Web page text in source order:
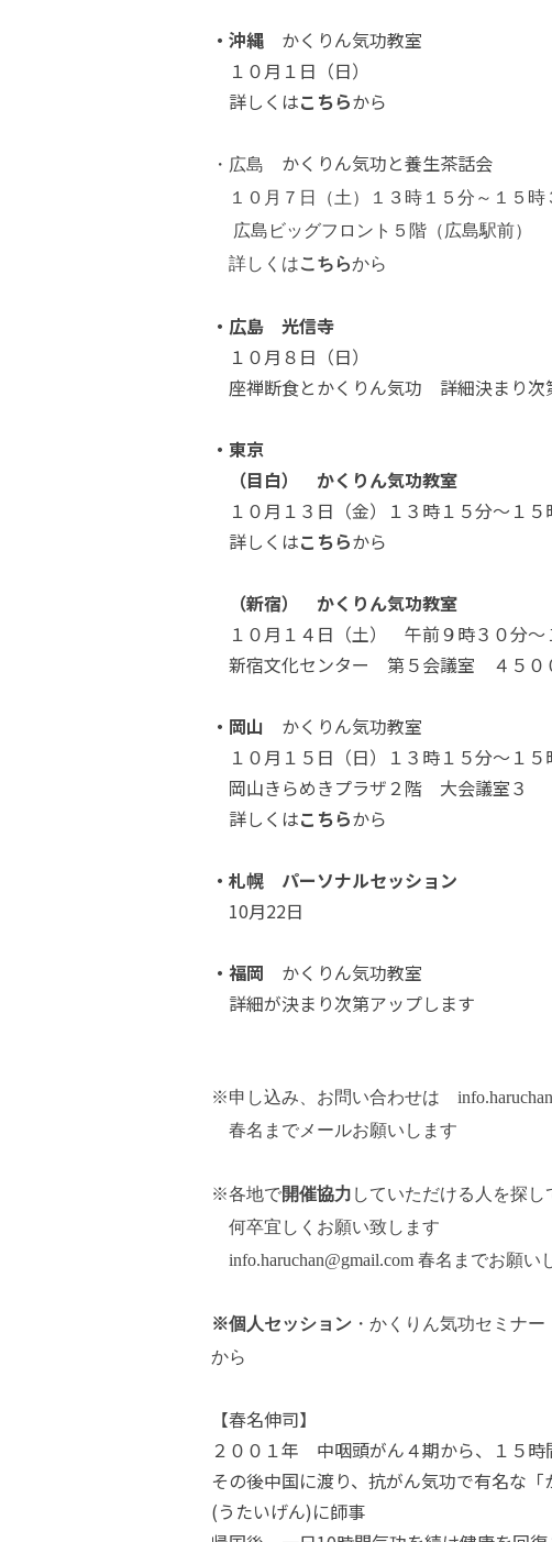
・沖縄 かくりん気功教室
１０月１日（日）
詳しくはこちらから
・広島 かくりん気功と養生茶話会
１０月７日（土）１３時１５分～１５時
広島ビッグフロント５階（広島駅前）
詳しくはこちらから
・広島 光信寺
１０月８日（日）
座禅断食とかくりん気功 詳細決まり次
・東京
（目白） かくりん気功教室
１０月１３日（金）１３時１５分～１
詳しくはこちらから
（新宿） かくりん気功教室
１０月１４日（土） 午前９時３０分～
新宿文化センター 第５会議室 ４５０
・岡山 かくりん気功教室
１０月１５日（日）１３時１５分～１５
岡山きらめきプラザ２階 大会議室３
詳しくはこちらから
・札幌 パーソナルセッション
10月22日
・福岡 かくりん気功教室
詳細が決まり次第アップします
※申し込み、お問い合わせは
春名までメールお願いします
※各地で開催協力 していただける人を探し
何卒宜しくお願い致します
info.haruchan@gmail.com 春名までお願い
※個人セッション ・かくりん気功セミナ
から
【春名伸司】
２００１年 中咽頭がん４期から、１５時
その後中国に渡り、抗がん気功で有名な
(うたいげん)に師事